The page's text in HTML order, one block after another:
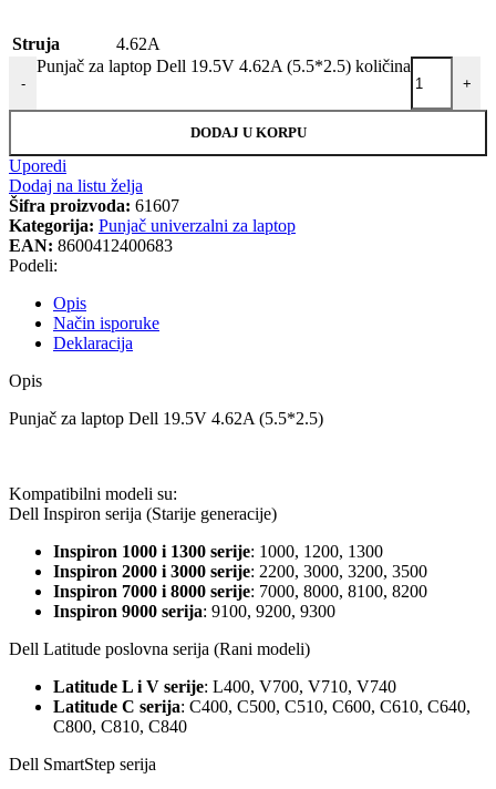
Struja 4.62A
-
Punjač za laptop Dell 19.5V 4.62A (5.5*2.5) količina
+
DODAJ U KORPU
Uporedi
Dodaj na listu želja
Šifra proizvoda: 61607
Kategorija: Punjač univerzalni za laptop
EAN: 8600412400683
Podeli:
Opis
Način isporuke
Deklaracija
Opis
Punjač za laptop Dell 19.5V 4.62A (5.5*2.5)
Kompatibilni modeli su:
Dell Inspiron serija (Starije generacije)
Inspiron 1000 i 1300 serije: 1000, 1200, 1300
Inspiron 2000 i 3000 serije: 2200, 3000, 3200, 3500
Inspiron 7000 i 8000 serije: 7000, 8000, 8100, 8200
Inspiron 9000 serija: 9100, 9200, 9300
Dell Latitude poslovna serija (Rani modeli)
Latitude L i V serije: L400, V700, V710, V740
Latitude C serija: C400, C500, C510, C600, C610, C640,
C800, C810, C840
Dell SmartStep serija